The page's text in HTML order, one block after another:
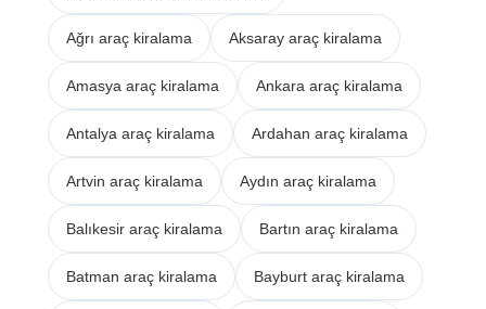
Ağrı araç kiralama Aksaray araç kiralama
Amasya araç kiralama Ankara araç kiralama
Antalya araç kiralama Ardahan araç kiralama
Artvin araç kiralama Aydın araç kiralama
Balıkesir araç kiralama Bartın araç kiralama
Batman araç kiralama Bayburt araç kiralama